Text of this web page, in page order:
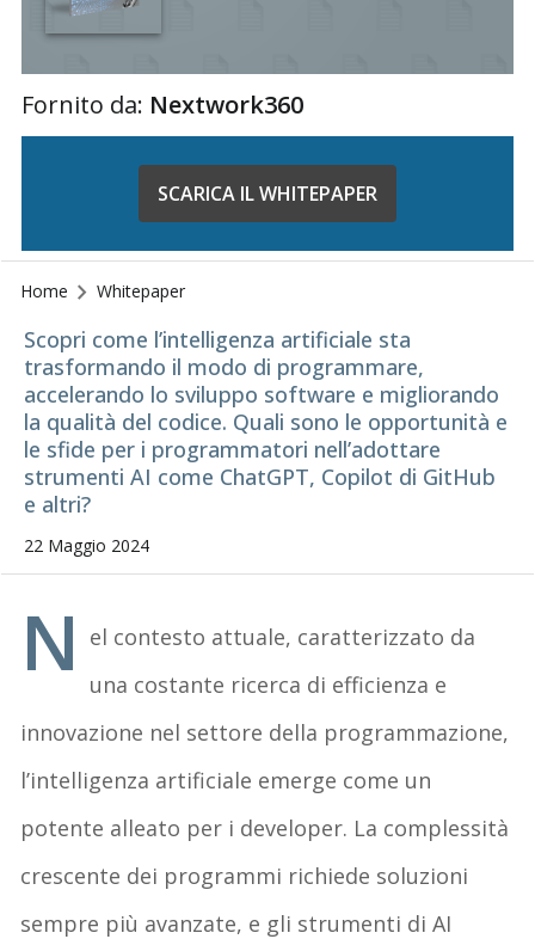
Fornito da: Nextwork360
SCARICA IL WHITEPAPER
Home Whitepaper
Scopri come l’intelligenza artificiale sta
trasformando il modo di programmare,
accelerando lo sviluppo software e migliorando
la qualità del codice. Quali sono le opportunità e
le sfide per i programmatori nell’adottare
strumenti AI come ChatGPT, Copilot di GitHub
e altri?
22 Maggio 2024
N
el contesto attuale, caratterizzato da
una costante ricerca di efficienza e
innovazione nel settore della programmazione,
l’intelligenza artificiale emerge come un
potente alleato per i developer. La complessità
crescente dei programmi richiede soluzioni
sempre più avanzate, e gli strumenti di AI